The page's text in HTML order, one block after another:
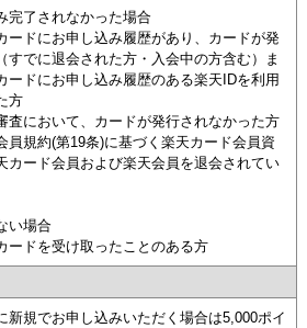
完了されなかった場合
ードにお申し込み履歴があり、カードが発
すでに退会された方・入会中の方含む）ま
ードにお申し込み履歴のある楽天IDを利用
方
査において、カードが発行されなかった方
員規約(第19条)に基づく楽天カード会員資
カード会員および楽天会員を退会されてい
い場合
ードを受け取ったことのある方
新規でお申し込みいただく場合は5,000ポイ